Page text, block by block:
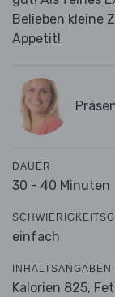
Belieben kleine
Appetit!
DAUER
30 - 40 Minuten
einfach
Kalorien 825,